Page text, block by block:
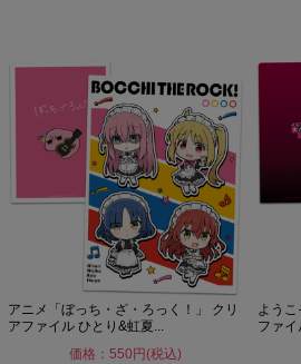
アニメ「ぼっち・ざ・ろっく！」 クリ
アファイル ひとり&虹夏...
価格：550円(税込)
よう
ファ